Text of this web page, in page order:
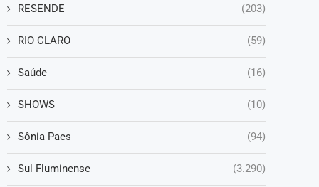
RESENDE (203)
RIO CLARO (59)
Saúde (16)
SHOWS (10)
Sônia Paes (94)
Sul Fluminense (3.290)